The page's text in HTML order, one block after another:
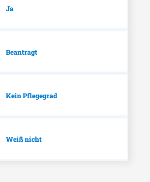
Ja
Beantragt
Kein Pflegegrad
Weiß nicht